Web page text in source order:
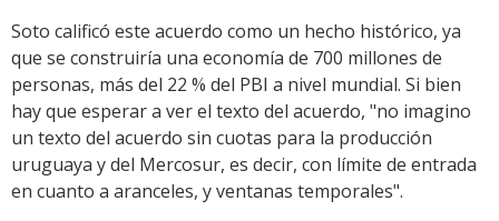
Soto calificó este acuerdo como un hecho histórico, ya
que se construiría una economía de 700 millones de
personas, más del 22 % del PBI a nivel mundial. Si bien
hay que esperar a ver el texto del acuerdo, "no imagino
un texto del acuerdo sin cuotas para la producción
uruguaya y del Mercosur, es decir, con límite de entrada
en cuanto a aranceles, y ventanas temporales".